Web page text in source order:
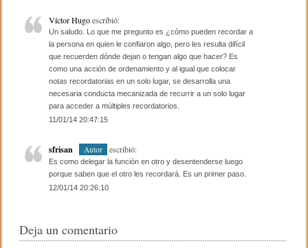
Víctor Hugoescribió:
Un saludo. Lo que me pregunto es ¿cómo pueden recordar a
la persona en quien le confiaron algo, pero les resulta difícil
que recuerden dónde dejan o tengan algo que hacer? Es
como una acción de ordenamiento y al igual que colocar
notas recordatorias en un solo lugar, se desarrolla una
necesaria conducta mecanizada de recurrir a un solo lugar
para acceder a múltiples recordatorios.
11/01/14 20:47:15
sfrisan Autor escribió:
Es como delegar la función en otro y desentenderse luego
porque saben que el otro les recordará. Es un primer paso.
12/01/14 20:26:10
Deja un comentario